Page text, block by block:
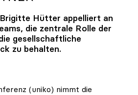
Hütter appelliert an
die zentrale Rolle der
gesellschaftliche
zu behalten.
(uniko) nimmt die